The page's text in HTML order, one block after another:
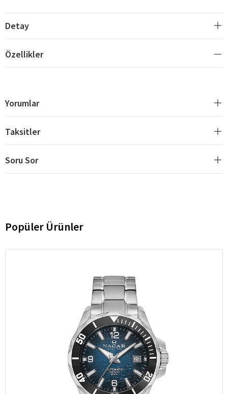
Detay
Özellikler
Yorumlar
Taksitler
Soru Sor
Popüler Ürünler